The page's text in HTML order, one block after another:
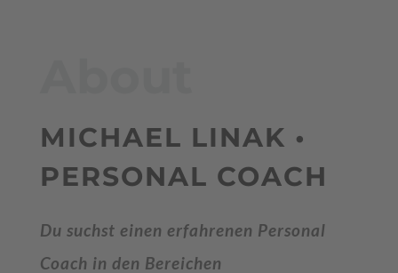
MICHAEL LINAK •
PERSONAL COACH
Du suchst einen erfahrenen Personal
Coach in den Bereichen